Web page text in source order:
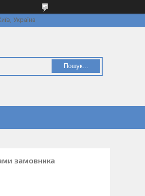
Україна
Пошук...
замовника